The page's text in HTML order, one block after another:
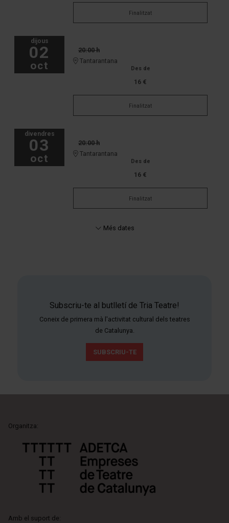
Finalitzat
dijous
02
oct
20:00 h
Tantarantana
Des de
16 €
Finalitzat
divendres
03
oct
20:00 h
Tantarantana
Des de
16 €
Finalitzat
Més dates
Subscriu-te al butlletí de Tria Teatre!
Coneix de primera mà l'activitat cultural dels teatres
de Catalunya.
SUBSCRIU-TE
Organitza:
Amb el suport de: